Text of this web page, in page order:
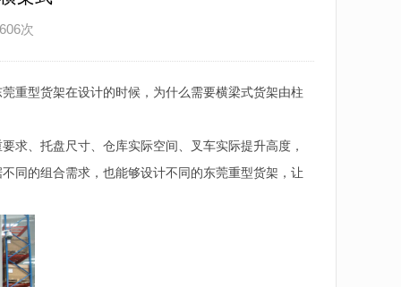
次
重型货架在设计的时候，为什么需要横梁式货架由柱
求、托盘尺寸、仓库实际空间、叉车实际提升高度，
同的组合需求，也能够设计不同的东莞重型货架，让